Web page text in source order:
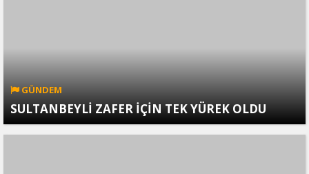
GÜNDEM
SULTANBEYLİ ZAFER İÇİN TEK YÜREK OLDU